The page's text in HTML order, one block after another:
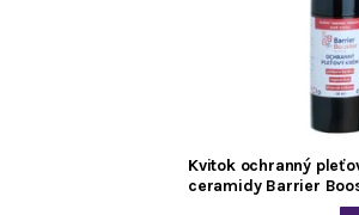
Kvitok ochranný
ceramidy Barrier